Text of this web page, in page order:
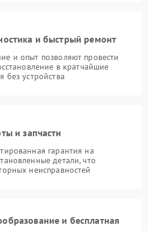
и быстрый ремонт
и опыт позволяют провести
в кратчайшие
без устройства
и запчасти
гарантия на
детали, что
неисправностей
и бесплатная